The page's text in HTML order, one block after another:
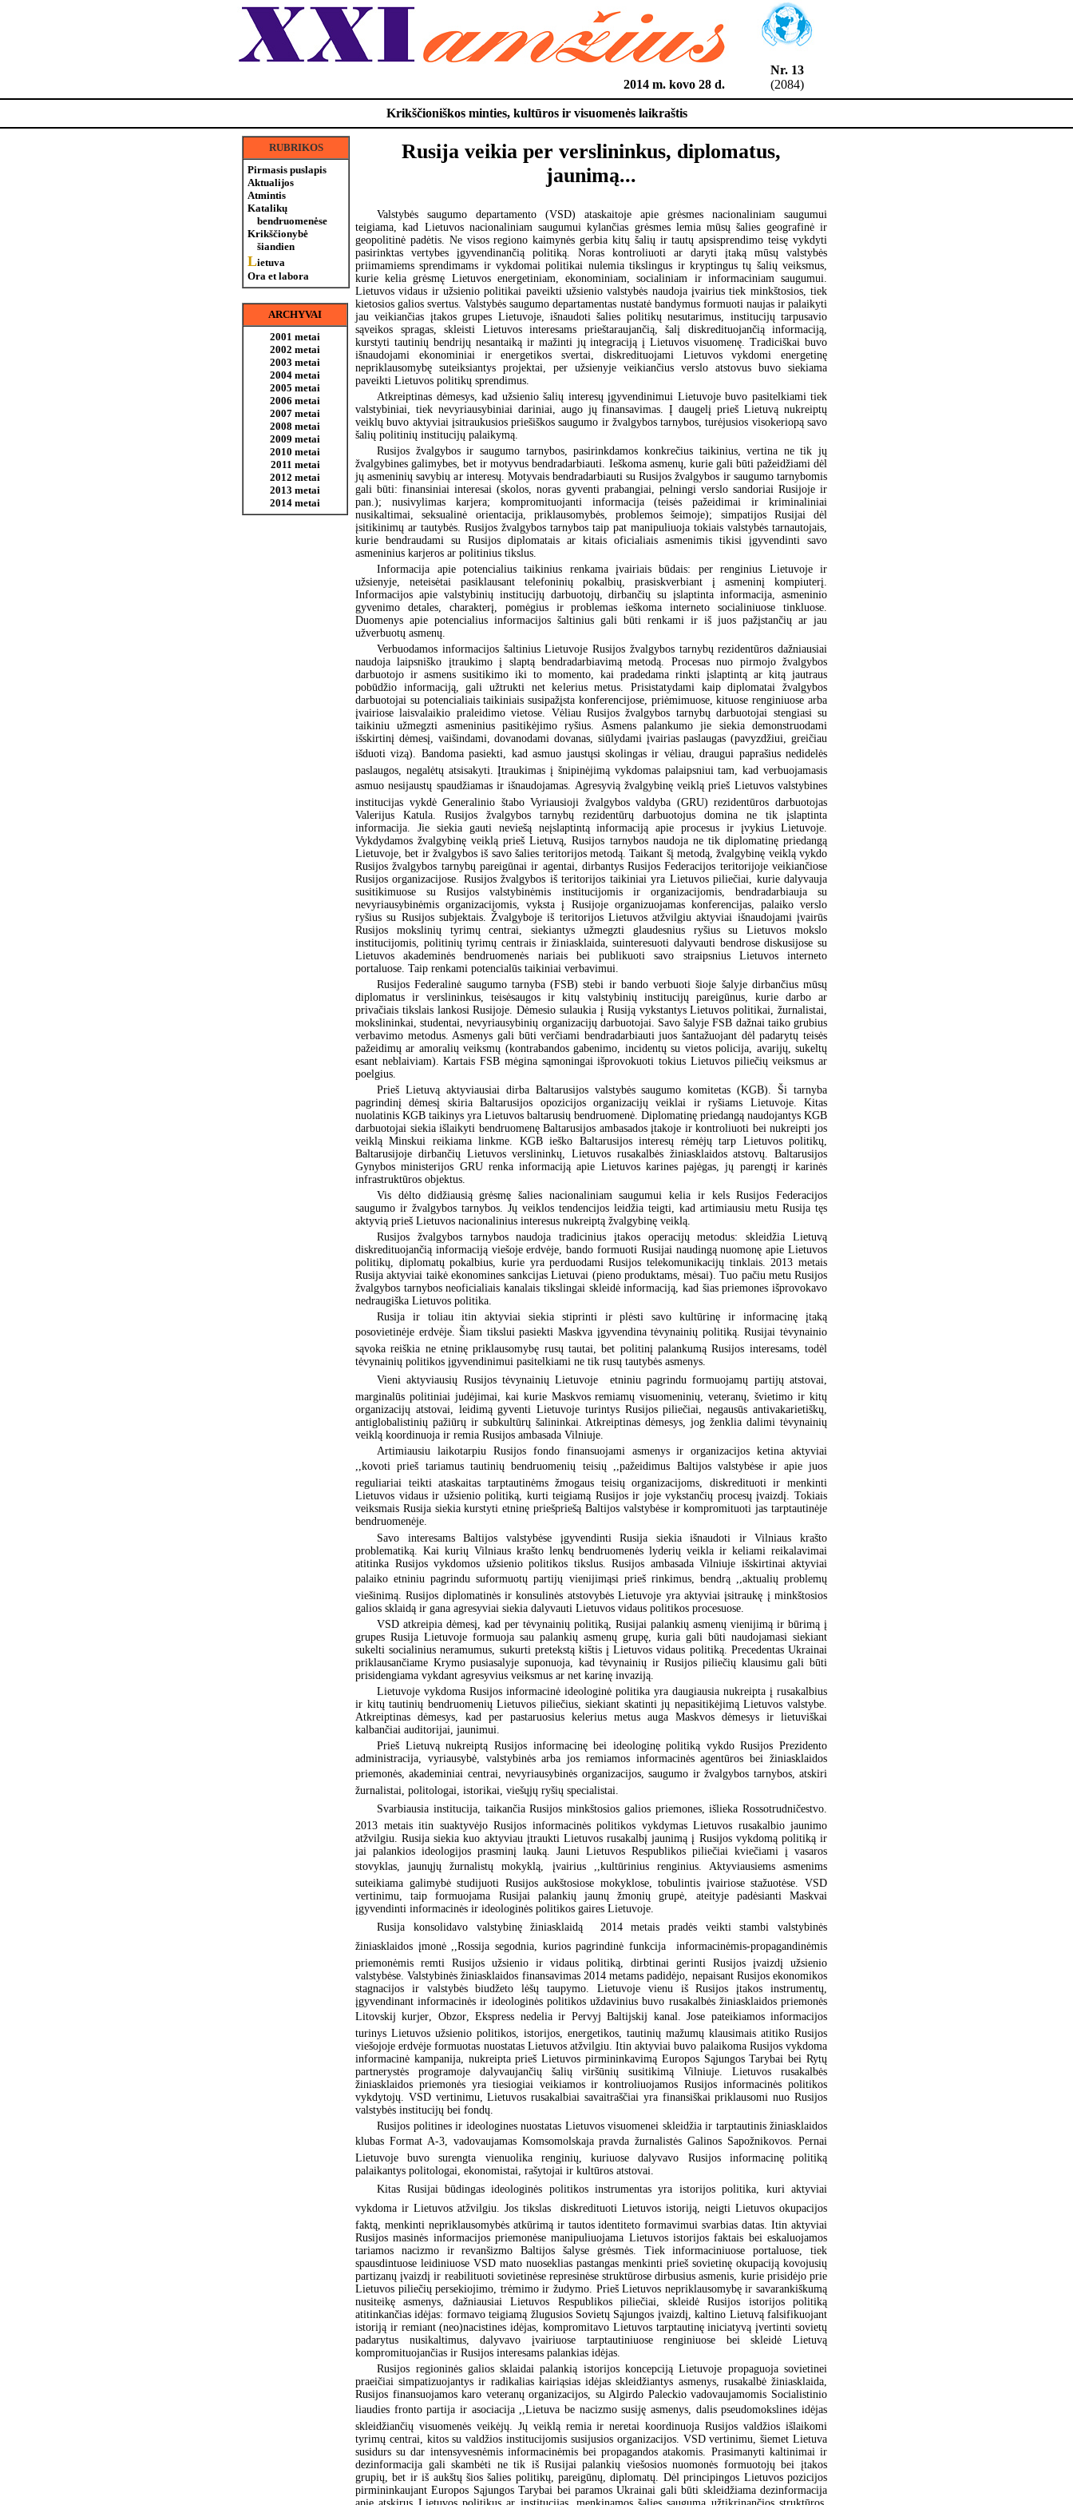
2014 m. kovo 28 d.
Nr. 13
(2084)
Krikščioniškos minties, kultūros ir visuomenės laikraštis
RUBRIKOS
Pirmasis puslapis
Aktualijos
Atmintis
Katalikų
bendruomenėse
Krikščionybė
šiandien
Lietuva
Ora et labora
ARCHYVAI
2001 metai
2002 metai
2003 metai
2004 metai
2005 metai
2006 metai
2007 metai
2008 metai
2009 metai
2010 metai
2011 metai
2012 metai
2013 metai
2014 metai
Rusija veikia per verslininkus, diplomatus,
jaunimą...
Valstybės saugumo departamento (VSD) ataskaitoje apie grėsmes nacionaliniam saugumui
teigiama, kad Lietuvos nacionaliniam saugumui kylančias grėsmes lemia mūsų šalies geografinė ir
geopolitinė padėtis. Ne visos regiono kaimynės gerbia kitų šalių ir tautų apsisprendimo teisę vykdyti
pasirinktas vertybes įgyvendinančią politiką. Noras kontroliuoti ar daryti įtaką mūsų valstybės
priimamiems sprendimams ir vykdomai politikai nulemia tikslingus ir kryptingus tų šalių veiksmus,
kurie kelia grėsmę Lietuvos energetiniam, ekonominiam, socialiniam ir informaciniam saugumui.
Lietuvos vidaus ir užsienio politikai paveikti užsienio valstybės naudoja įvairius tiek minkštosios, tiek
kietosios galios svertus. Valstybės saugumo departamentas nustatė bandymus formuoti naujas ir palaikyti
jau veikiančias įtakos grupes Lietuvoje, išnaudoti šalies politikų nesutarimus, institucijų tarpusavio
sąveikos spragas, skleisti Lietuvos interesams prieštaraujančią, šalį diskredituojančią informaciją,
kurstyti tautinių bendrijų nesantaiką ir mažinti jų integraciją į Lietuvos visuomenę. Tradiciškai buvo
išnaudojami ekonominiai ir energetikos svertai, diskredituojami Lietuvos vykdomi energetinę
nepriklausomybę suteiksiantys projektai, per užsienyje veikiančius verslo atstovus buvo siekiama
paveikti Lietuvos politikų sprendimus.
Atkreiptinas dėmesys, kad užsienio šalių interesų įgyvendinimui Lietuvoje buvo pasitelkiami tiek
valstybiniai, tiek nevyriausybiniai dariniai, augo jų finansavimas. Į daugelį prieš Lietuvą nukreiptų
veiklų buvo aktyviai įsitraukusios priešiškos saugumo ir žvalgybos tarnybos, turėjusios visokeriopą savo
šalių politinių institucijų palaikymą.
Rusijos žvalgybos ir saugumo tarnybos, pasirinkdamos konkrečius taikinius, vertina ne tik jų
žvalgybines galimybes, bet ir motyvus bendradarbiauti. Ieškoma asmenų, kurie gali būti pažeidžiami dėl
jų asmeninių savybių ar interesų. Motyvais bendradarbiauti su Rusijos žvalgybos ir saugumo tarnybomis
gali būti: finansiniai interesai (skolos, noras gyventi prabangiai, pelningi verslo sandoriai Rusijoje ir
pan.); nusivylimas karjera; kompromituojanti informacija (teisės pažeidimai ir kriminaliniai
nusikaltimai, seksualinė orientacija, priklausomybės, problemos šeimoje); simpatijos Rusijai dėl
įsitikinimų ar tautybės. Rusijos žvalgybos tarnybos taip pat manipuliuoja tokiais valstybės tarnautojais,
kurie bendraudami su Rusijos diplomatais ar kitais oficialiais asmenimis tikisi įgyvendinti savo
asmeninius karjeros ar politinius tikslus.
Informacija apie potencialius taikinius renkama įvairiais būdais: per renginius Lietuvoje ir
užsienyje, neteisėtai pasiklausant telefoninių pokalbių, prasiskverbiant į asmeninį kompiuterį.
Informacijos apie valstybinių institucijų darbuotojų, dirbančių su įslaptinta informacija, asmeninio
gyvenimo detales, charakterį, pomėgius ir problemas ieškoma interneto socialiniuose tinkluose.
Duomenys apie potencialius informacijos šaltinius gali būti renkami ir iš juos pažįstančių ar jau
užverbuotų asmenų.
Verbuodamos informacijos šaltinius Lietuvoje Rusijos žvalgybos tarnybų rezidentūros dažniausiai
naudoja laipsniško įtraukimo į slaptą bendradarbiavimą metodą. Procesas nuo pirmojo žvalgybos
darbuotojo ir asmens susitikimo iki to momento, kai pradedama rinkti įslaptintą ar kitą jautraus
pobūdžio informaciją, gali užtrukti net kelerius metus. Prisistatydami kaip diplomatai žvalgybos
darbuotojai su potencialiais taikiniais susipažįsta konferencijose, priėmimuose, kituose renginiuose arba
įvairiose laisvalaikio praleidimo vietose. Vėliau Rusijos žvalgybos tarnybų darbuotojai stengiasi su
taikiniu užmegzti asmeninius pasitikėjimo ryšius. Asmens palankumo jie siekia demonstruodami
išskirtinį dėmesį, vaišindami, dovanodami dovanas, siūlydami įvairias paslaugas (pavyzdžiui, greičiau
išduoti vizą). Bandoma pasiekti, kad asmuo jaustųsi skolingas ir vėliau, draugui paprašius nedidelės
paslaugos, negalėtų atsisakyti. Įtraukimas į šnipinėjimą vykdomas palaipsniui tam, kad verbuojamasis
asmuo nesijaustų spaudžiamas ir išnaudojamas. Agresyvią žvalgybinę veiklą prieš Lietuvos valstybines
institucijas vykdė Generalinio štabo Vyriausioji žvalgybos valdyba (GRU) rezidentūros darbuotojas
Valerijus Katula. Rusijos žvalgybos tarnybų rezidentūrų darbuotojus domina ne tik įslaptinta
informacija. Jie siekia gauti neviešą neįslaptintą informaciją apie procesus ir įvykius Lietuvoje.
Vykdydamos žvalgybinę veiklą prieš Lietuvą, Rusijos tarnybos naudoja ne tik diplomatinę priedangą
Lietuvoje, bet ir žvalgybos iš savo šalies teritorijos metodą. Taikant šį metodą, žvalgybinę veiklą vykdo
Rusijos žvalgybos tarnybų pareigūnai ir agentai, dirbantys Rusijos Federacijos teritorijoje veikiančiose
Rusijos organizacijose. Rusijos žvalgybos iš teritorijos taikiniai yra Lietuvos piliečiai, kurie dalyvauja
susitikimuose su Rusijos valstybinėmis institucijomis ir organizacijomis, bendradarbiauja su
nevyriausybinėmis organizacijomis, vyksta į Rusijoje organizuojamas konferencijas, palaiko verslo
ryšius su Rusijos subjektais. Žvalgyboje iš teritorijos Lietuvos atžvilgiu aktyviai išnaudojami įvairūs
Rusijos mokslinių tyrimų centrai, siekiantys užmegzti glaudesnius ryšius su Lietuvos mokslo
institucijomis, politinių tyrimų centrais ir žiniasklaida, suinteresuoti dalyvauti bendrose diskusijose su
Lietuvos akademinės bendruomenės nariais bei publikuoti savo straipsnius Lietuvos interneto
portaluose. Taip renkami potencialūs taikiniai verbavimui.
Rusijos Federalinė saugumo tarnyba (FSB) stebi ir bando verbuoti šioje šalyje dirbančius mūsų
diplomatus ir verslininkus, teisėsaugos ir kitų valstybinių institucijų pareigūnus, kurie darbo ar
privačiais tikslais lankosi Rusijoje. Dėmesio sulaukia į Rusiją vykstantys Lietuvos politikai, žurnalistai,
mokslininkai, studentai, nevyriausybinių organizacijų darbuotojai. Savo šalyje FSB dažnai taiko grubius
verbavimo metodus. Asmenys gali būti verčiami bendradarbiauti juos šantažuojant dėl padarytų teisės
pažeidimų ar amoralių veiksmų (kontrabandos gabenimo, incidentų su vietos policija, avarijų, sukeltų
esant neblaiviam). Kartais FSB mėgina sąmoningai išprovokuoti tokius Lietuvos piliečių veiksmus ar
poelgius.
Prieš Lietuvą aktyviausiai dirba Baltarusijos valstybės saugumo komitetas (KGB). Ši tarnyba
pagrindinį dėmesį skiria Baltarusijos opozicijos organizacijų veiklai ir ryšiams Lietuvoje. Kitas
nuolatinis KGB taikinys yra Lietuvos baltarusių bendruomenė. Diplomatinę priedangą naudojantys KGB
darbuotojai siekia išlaikyti bendruomenę Baltarusijos ambasados įtakoje ir kontroliuoti bei nukreipti jos
veiklą Minskui reikiama linkme. KGB ieško Baltarusijos interesų rėmėjų tarp Lietuvos politikų,
Baltarusijoje dirbančių Lietuvos verslininkų, Lietuvos rusakalbės žiniasklaidos atstovų. Baltarusijos
Gynybos ministerijos GRU renka informaciją apie Lietuvos karines pajėgas, jų parengtį ir karinės
infrastruktūros objektus.
Vis dėlto didžiausią grėsmę šalies nacionaliniam saugumui kelia ir kels Rusijos Federacijos
saugumo ir žvalgybos tarnybos. Jų veiklos tendencijos leidžia teigti, kad artimiausiu metu Rusija tęs
aktyvią prieš Lietuvos nacionalinius interesus nukreiptą žvalgybinę veiklą.
Rusijos žvalgybos tarnybos naudoja tradicinius įtakos operacijų metodus: skleidžia Lietuvą
diskredituojančią informaciją viešoje erdvėje, bando formuoti Rusijai naudingą nuomonę apie Lietuvos
politikų, diplomatų pokalbius, kurie yra perduodami Rusijos telekomunikacijų tinklais. 2013 metais
Rusija aktyviai taikė ekonomines sankcijas Lietuvai (pieno produktams, mėsai). Tuo pačiu metu Rusijos
žvalgybos tarnybos neoficialiais kanalais tikslingai skleidė informaciją, kad šias priemones išprovokavo
nedraugiška Lietuvos politika.
Rusija ir toliau itin aktyviai siekia stiprinti ir plėsti savo kultūrinę ir informacinę įtaką
posovietinėje erdvėje. Šiam tikslui pasiekti Maskva įgyvendina tėvynainių politiką. Rusijai tėvynainio
sąvoka reiškia ne etninę priklausomybę rusų tautai, bet politinį palankumą Rusijos interesams, todėl
tėvynainių politikos įgyvendinimui pasitelkiami ne tik rusų tautybės asmenys.
Vieni aktyviausių Rusijos tėvynainių Lietuvoje  etniniu pagrindu formuojamų partijų atstovai,
marginalūs politiniai judėjimai, kai kurie Maskvos remiamų visuomeninių, veteranų, švietimo ir kitų
organizacijų atstovai, leidimą gyventi Lietuvoje turintys Rusijos piliečiai, negausūs antivakarietiškų,
antiglobalistinių pažiūrų ir subkultūrų šalininkai. Atkreiptinas dėmesys, jog ženklia dalimi tėvynainių
veiklą koordinuoja ir remia Rusijos ambasada Vilniuje.
Artimiausiu laikotarpiu Rusijos fondo finansuojami asmenys ir organizacijos ketina aktyviai
,,kovoti prieš tariamus tautinių bendruomenių teisių ,,pažeidimus Baltijos valstybėse ir apie juos
reguliariai teikti ataskaitas tarptautinėms žmogaus teisių organizacijoms, diskredituoti ir menkinti
Lietuvos vidaus ir užsienio politiką, kurti teigiamą Rusijos ir joje vykstančių procesų įvaizdį. Tokiais
veiksmais Rusija siekia kurstyti etninę priešpriešą Baltijos valstybėse ir kompromituoti jas tarptautinėje
bendruomenėje.
Savo interesams Baltijos valstybėse įgyvendinti Rusija siekia išnaudoti ir Vilniaus krašto
problematiką. Kai kurių Vilniaus krašto lenkų bendruomenės lyderių veikla ir keliami reikalavimai
atitinka Rusijos vykdomos užsienio politikos tikslus. Rusijos ambasada Vilniuje išskirtinai aktyviai
palaiko etniniu pagrindu suformuotų partijų vienijimąsi prieš rinkimus, bendrą ,,aktualių problemų
viešinimą. Rusijos diplomatinės ir konsulinės atstovybės Lietuvoje yra aktyviai įsitraukę į minkštosios
galios sklaidą ir gana agresyviai siekia dalyvauti Lietuvos vidaus politikos procesuose.
VSD atkreipia dėmesį, kad per tėvynainių politiką, Rusijai palankių asmenų vienijimą ir būrimą į
grupes Rusija Lietuvoje formuoja sau palankių asmenų grupę, kuria gali būti naudojamasi siekiant
sukelti socialinius neramumus, sukurti pretekstą kištis į Lietuvos vidaus politiką. Precedentas Ukrainai
priklausančiame Krymo pusiasalyje suponuoja, kad tėvynainių ir Rusijos piliečių klausimu gali būti
prisidengiama vykdant agresyvius veiksmus ar net karinę invaziją.
Lietuvoje vykdoma Rusijos informacinė ideologinė politika yra daugiausia nukreipta į rusakalbius
ir kitų tautinių bendruomenių Lietuvos piliečius, siekiant skatinti jų nepasitikėjimą Lietuvos valstybe.
Atkreiptinas dėmesys, kad per pastaruosius kelerius metus auga Maskvos dėmesys ir lietuviškai
kalbančiai auditorijai, jaunimui.
Prieš Lietuvą nukreiptą Rusijos informacinę bei ideologinę politiką vykdo Rusijos Prezidento
administracija, vyriausybė, valstybinės arba jos remiamos informacinės agentūros bei žiniasklaidos
priemonės, akademiniai centrai, nevyriausybinės organizacijos, saugumo ir žvalgybos tarnybos, atskiri
žurnalistai, politologai, istorikai, viešųjų ryšių specialistai.
Svarbiausia institucija, taikančia Rusijos minkštosios galios priemones, išlieka Rossotrudničestvo.
2013 metais itin suaktyvėjo Rusijos informacinės politikos vykdymas Lietuvos rusakalbio jaunimo
atžvilgiu. Rusija siekia kuo aktyviau įtraukti Lietuvos rusakalbį jaunimą į Rusijos vykdomą politiką ir
jai palankios ideologijos prasminį lauką. Jauni Lietuvos Respublikos piliečiai kviečiami į vasaros
stovyklas, jaunųjų žurnalistų mokyklą, įvairius ,,kultūrinius renginius. Aktyviausiems asmenims
suteikiama galimybė studijuoti Rusijos aukštosiose mokyklose, tobulintis įvairiose stažuotėse. VSD
vertinimu, taip formuojama Rusijai palankių jaunų žmonių grupė, ateityje padėsianti Maskvai
įgyvendinti informacinės ir ideologinės politikos gaires Lietuvoje.
Rusija konsolidavo valstybinę žiniasklaidą  2014 metais pradės veikti stambi valstybinės
žiniasklaidos įmonė ,,Rossija segodnia, kurios pagrindinė funkcija  informacinėmis-propagandinėmis
priemonėmis remti Rusijos užsienio ir vidaus politiką, dirbtinai gerinti Rusijos įvaizdį užsienio
valstybėse. Valstybinės žiniasklaidos finansavimas 2014 metams padidėjo, nepaisant Rusijos ekonomikos
stagnacijos ir valstybės biudžeto lėšų taupymo. Lietuvoje vienu iš Rusijos įtakos instrumentų,
įgyvendinant informacinės ir ideologinės politikos uždavinius buvo rusakalbės žiniasklaidos priemonės
Litovskij kurjer, Obzor, Ekspress nedelia ir Pervyj Baltijskij kanal. Jose pateikiamos informacijos
turinys Lietuvos užsienio politikos, istorijos, energetikos, tautinių mažumų klausimais atitiko Rusijos
viešojoje erdvėje formuotas nuostatas Lietuvos atžvilgiu. Itin aktyviai buvo palaikoma Rusijos vykdoma
informacinė kampanija, nukreipta prieš Lietuvos pirmininkavimą Europos Sąjungos Tarybai bei Rytų
partnerystės programoje dalyvaujančių šalių viršūnių susitikimą Vilniuje. Lietuvos rusakalbės
žiniasklaidos priemonės yra tiesiogiai veikiamos ir kontroliuojamos Rusijos informacinės politikos
vykdytojų. VSD vertinimu, Lietuvos rusakalbiai savaitraščiai yra finansiškai priklausomi nuo Rusijos
valstybės institucijų bei fondų.
Rusijos politines ir ideologines nuostatas Lietuvos visuomenei skleidžia ir tarptautinis žiniasklaidos
klubas Format A-3, vadovaujamas Komsomolskaja pravda žurnalistės Galinos Sapožnikovos. Pernai
Lietuvoje buvo surengta vienuolika renginių, kuriuose dalyvavo Rusijos informacinę politiką
palaikantys politologai, ekonomistai, rašytojai ir kultūros atstovai.
Kitas Rusijai būdingas ideologinės politikos instrumentas yra istorijos politika, kuri aktyviai
vykdoma ir Lietuvos atžvilgiu. Jos tikslas  diskredituoti Lietuvos istoriją, neigti Lietuvos okupacijos
faktą, menkinti nepriklausomybės atkūrimą ir tautos identiteto formavimui svarbias datas. Itin aktyviai
Rusijos masinės informacijos priemonėse manipuliuojama Lietuvos istorijos faktais bei eskaluojamos
tariamos nacizmo ir revanšizmo Baltijos šalyse grėsmės. Tiek informaciniuose portaluose, tiek
spausdintuose leidiniuose VSD mato nuoseklias pastangas menkinti prieš sovietinę okupaciją kovojusių
partizanų įvaizdį ir reabilituoti sovietinėse represinėse struktūrose dirbusius asmenis, kurie prisidėjo prie
Lietuvos piliečių persekiojimo, trėmimo ir žudymo. Prieš Lietuvos nepriklausomybę ir savarankiškumą
nusiteikę asmenys, dažniausiai Lietuvos Respublikos piliečiai, skleidė Rusijos istorijos politiką
atitinkančias idėjas: formavo teigiamą žlugusios Sovietų Sąjungos įvaizdį, kaltino Lietuvą falsifikuojant
istoriją ir remiant (neo)nacistines idėjas, kompromitavo Lietuvos tarptautinę iniciatyvą įvertinti sovietų
padarytus nusikaltimus, dalyvavo įvairiuose tarptautiniuose renginiuose bei skleidė Lietuvą
kompromituojančias ir Rusijos interesams palankias idėjas.
Rusijos regioninės galios sklaidai palankią istorijos koncepciją Lietuvoje propaguoja sovietinei
praeičiai simpatizuojantys ir radikalias kairiąsias idėjas skleidžiantys asmenys, rusakalbė žiniasklaida,
Rusijos finansuojamos karo veteranų organizacijos, su Algirdo Paleckio vadovaujamomis Socialistinio
liaudies fronto partija ir asociacija ,,Lietuva be nacizmo susiję asmenys, dalis pseudomokslines idėjas
skleidžiančių visuomenės veikėjų. Jų veiklą remia ir neretai koordinuoja Rusijos valdžios išlaikomi
tyrimų centrai, kitos su valdžios institucijomis susijusios organizacijos. VSD vertinimu, šiemet Lietuva
susidurs su dar intensyvesnėmis informacinėmis bei propagandos atakomis. Prasimanyti kaltinimai ir
dezinformacija gali skambėti ne tik iš Rusijai palankių viešosios nuomonės formuotojų bei įtakos
grupių, bet ir iš aukštų šios šalies politikų, pareigūnų, diplomatų. Dėl principingos Lietuvos pozicijos
pirmininkaujant Europos Sąjungos Tarybai bei paramos Ukrainai gali būti skleidžiama dezinformacija